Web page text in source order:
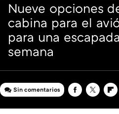
Nueve opciones
cabina para el
para una
semana
Sin comentarios